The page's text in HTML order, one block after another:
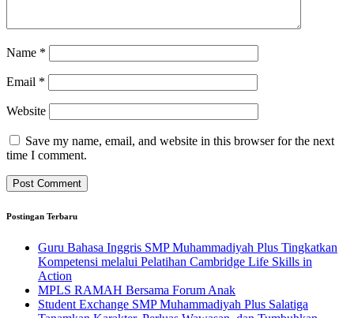
Name *
Email *
Website
Save my name, email, and website in this browser for the next
time I comment.
Postingan Terbaru
Guru Bahasa Inggris SMP Muhammadiyah Plus Tingkatkan
Kompetensi melalui Pelatihan Cambridge Life Skills in
Action
MPLS RAMAH Bersama Forum Anak
Student Exchange SMP Muhammadiyah Plus Salatiga